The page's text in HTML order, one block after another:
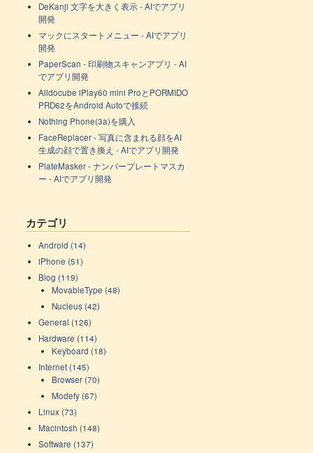
DeKanji 文字を大きく表示 - AIでアプリ
開発
マックにスタートメニュー - AIでアプリ
開発
PaperScan - 印刷物スキャンアプリ - AI
でアプリ開発
Alldocube iPlay60 mini ProとPORMIDO
PRD62をAndroid Autoで接続
Nothing Phone(3a)を購入
FaceReplacer - 写真に含まれる顔をAI
生成の顔で置き換え - AIでアプリ開発
PlateMasker - ナンバープレートマスカ
ー - AIでアプリ開発
カテゴリ
Android (14)
iPhone (51)
Blog (119)
MovableType (48)
Nucleus (42)
General (126)
Hardware (114)
Keyboard (18)
Internet (145)
Browser (70)
Modefy (67)
Linux (73)
Macintosh (148)
Software (137)